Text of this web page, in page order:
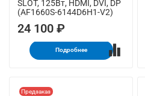
SLOT, 125Вт, HDMI, DVI, DP
(AF1660S-6144D6H1-V2)
24 100 ₽
Подробнее
Предзаказ